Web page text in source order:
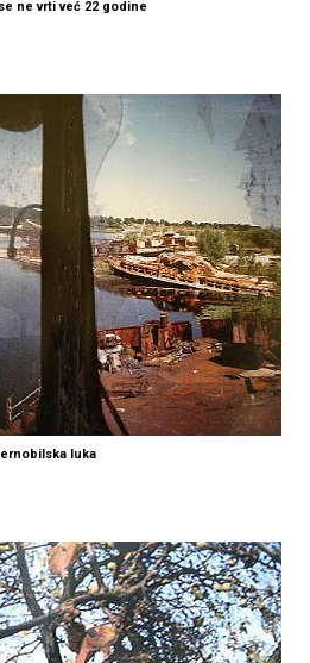
ne vrti već 22 godine
luka